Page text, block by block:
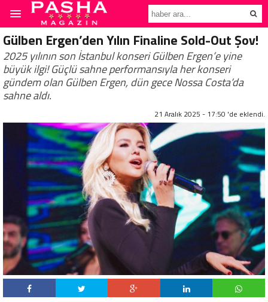
Gülben Ergen’den Yılın Finaline Sold-Out Şov!
2025 yılının son İstanbul konseri Gülben Ergen’e yine
büyük ilgi! Güçlü sahne performansıyla her konseri
gündem olan Gülben Ergen, dün gece Nossa Costa’da
sahne aldı.
21 Aralık 2025 - 17:50 'de eklendi.